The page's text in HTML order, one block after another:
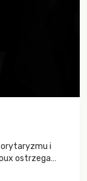
i
ostrzega